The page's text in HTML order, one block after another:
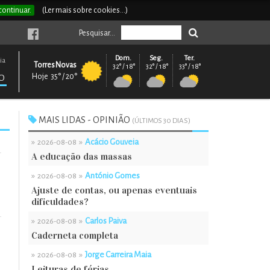
(Ler mais sobre cookies...)
Pesquisar...
Ter.
33° / 18°
Seg.
32° / 18°
Dom.
32° / 18°
Torres Novas
Hoje 35° / 20°
MAIS LIDAS - OPINIÃO (ÚLTIMOS 30 DIAS)
» 2026-08-08 » Acácio Gouveia
A educação das massas
» 2026-08-08 » António Gomes
Ajuste de contas, ou apenas eventuais
dificuldades?
» 2026-08-08 » Carlos Paiva
Caderneta completa
» 2026-08-08 » Jorge Carreira Maia